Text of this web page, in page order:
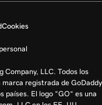
Cookies
Company, LLC. Todos los
marca registrada de GoDaddy
países. El logo “GO” es una